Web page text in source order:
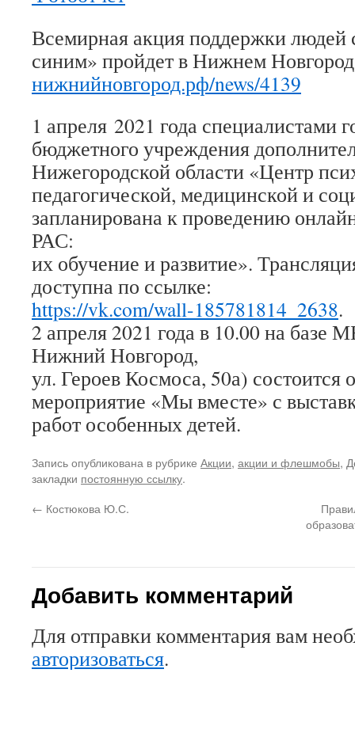
Всемирная акция поддержки людей
синим» пройдет в Нижнем
нижнийновгород.рф/news/4139
1 апреля 2021 года специалистами
бюджетного учреждения
Нижегородской области «Центр
педагогической, медицинской и
запланирована к проведению
РАС:
их обучение и развитие».
доступна по ссылке:
https://vk.com/wall-185781814_2638.
2 апреля 2021 года в 10.00 на
Нижний Новгород,
ул. Героев Космоса, 50а) состоится
мероприятие «Мы вместе» с
работ особенных детей.
Запись опубликована в рубрике Акции, акции и флешмобы,
закладки постоянную ссылку.
← Костюкова Ю.С.
Добавить комментарий
Для отправки комментария вам
авторизоваться.